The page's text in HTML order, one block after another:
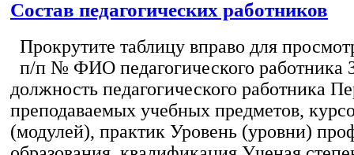
Состав педагогических работников
Прокрутите таблицу вправо для
п/п № ФИО педагогического работника
должность педагогического работника
преподаваемых учебных предметов,
(модулей), практик Уровень (уровни)